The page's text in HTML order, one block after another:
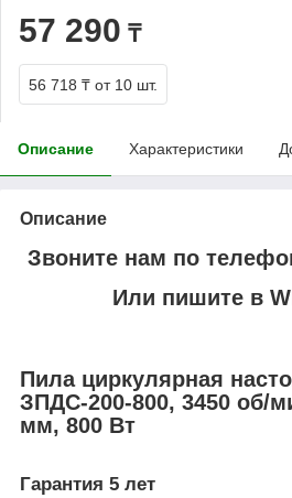
57 290 ₸
56 718 ₸ от 10 шт.
Описание Характеристики
Описание
Звоните нам по
Или пишите в
Пила циркулярная
ЗПДС-200-800, 3450 об/
мм, 800 Вт
Гарантия 5 лет